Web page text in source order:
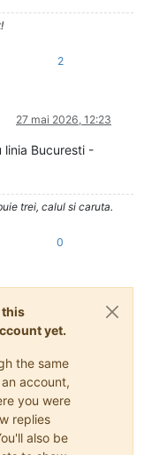
2
27 mai 2026, 12:23
Bucuresti -
trei, calul si caruta.
0
this
yet.
the same
account,
you were
replies
also be